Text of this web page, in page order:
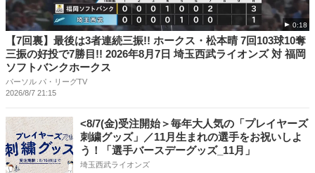
0:18
【7回裏】最後は3者連続三振!! ホークス・松本晴 7回103球10奪
三振の好投で7勝目!! 2026年8月7日 埼玉西武ライオンズ 対 福岡
ソフトバンクホークス
パーソル パ・リーグTV
2026/8/7 21:15
<8/7(金)受注開始＞毎年大人気の「プレイヤーズ
刺繍グッズ」／11月生まれの選手をお祝いしよ
う！「選手バースデーグッズ_11月」
埼玉西武ライオンズ